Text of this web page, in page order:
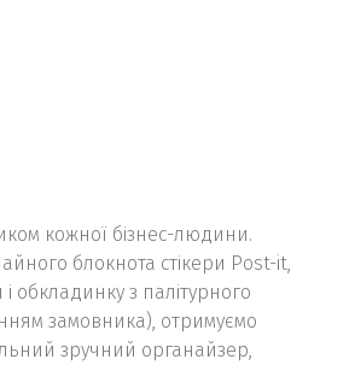
кожної бізнес-людини.
блокнота стікери Post-it,
обкладинку з палітурного
замовника), отримуємо
зручний органайзер,